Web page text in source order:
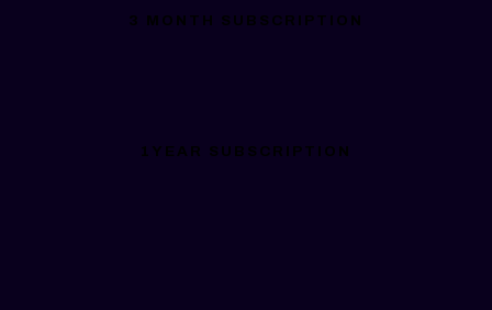
3 MONTH SUBSCRIPTION
1YEAR SUBSCRIPTION